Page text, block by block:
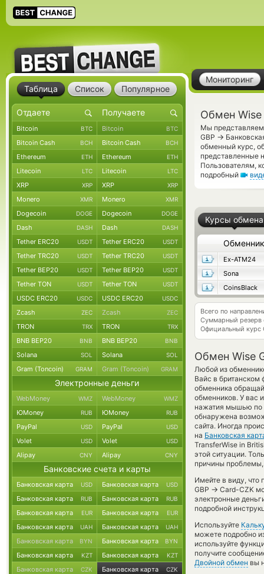
Мониторинг
Обмен Wise
Мы представляем
GBP →
обменный курс,
представленные
Пользователям,
подробный
Курсы обмена
Обменник
Ex-ATM24
Sona
CoinsBlack
Всего по
Суммарный резерв
Официальный курс
Обмен Wise
Любой из
Вайс в британском
обменника
обменников. У вас
нажатия мышью по
обнаружена
сайта. Иногда
на Банковская
TransferWise in
этой ситуации.
причины
Имейте в виду, что
GBP → Card-CZK
электронные
подробной
Используйте
можете подробно
используйте
получите
Двойной обмен вы
Таблица Список Популярное
Bitcoin BTC Bitcoin BTC
Bitcoin Cash BCH Bitcoin Cash BCH
Ethereum ETH Ethereum ETH
Litecoin LTC Litecoin LTC
XRP XRP XRP XRP
Monero XMR Monero XMR
Dogecoin DOGE Dogecoin DOGE
Dash DASH Dash DASH
Tether ERC20 USDT Tether ERC20 USDT
Tether TRC20 USDT Tether TRC20 USDT
Tether BEP20 USDT Tether BEP20 USDT
Tether TON USDT Tether TON USDT
USDC ERC20 USDC USDC ERC20 USDC
Zcash ZEC Zcash ZEC
TRON TRX TRON TRX
BNB BEP20 BNB BNB BEP20 BNB
Solana SOL Solana SOL
Gram (Toncoin) GRAM Gram (Toncoin) GRAM
Электронные деньги
WebMoney WMZ WebMoney WMZ
ЮMoney RUB ЮMoney RUB
PayPal USD PayPal USD
Volet USD Volet USD
Alipay CNY Alipay CNY
Банковские счета и карты
Банковская карта USD Банковская карта USD
Банковская карта RUB Банковская карта RUB
Банковская карта EUR Банковская карта EUR
Банковская карта UAH Банковская карта UAH
Банковская карта BYN Банковская карта BYN
Банковская карта KZT Банковская карта KZT
Банковская карта CZK Банковская карта CZK